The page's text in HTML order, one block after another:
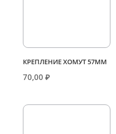
КРЕПЛЕНИЕ ХОМУТ 57ММ
70,00 ₽